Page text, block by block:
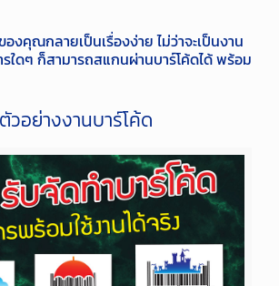
งคุณกลายเป็นเรื่องง่าย ไม่ว่าจะเป็นงาน
ใดๆ ก็สามารถสแกนผ่านบาร์โค้ดได้ พร้อม
ตัวอย่างงานบาร์โค้ด